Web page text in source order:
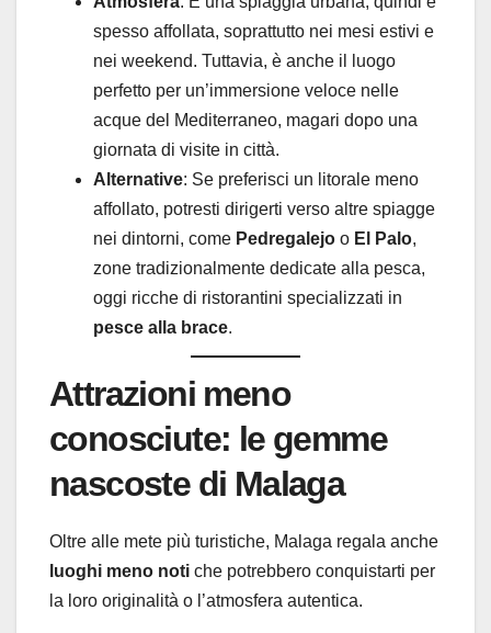
spesso affollata, soprattutto nei mesi estivi e
nei weekend. Tuttavia, è anche il luogo
perfetto per un’immersione veloce nelle
acque del Mediterraneo, magari dopo una
giornata di visite in città.
Alternative: Se preferisci un litorale meno
affollato, potresti dirigerti verso altre spiagge
nei dintorni, come Pedregalejo o El Palo,
zone tradizionalmente dedicate alla pesca,
oggi ricche di ristorantini specializzati in
pesce alla brace.
Attrazioni meno
conosciute: le gemme
nascoste di Malaga
Oltre alle mete più turistiche, Malaga regala anche
luoghi meno noti che potrebbero conquistarti per
la loro originalità o l’atmosfera autentica.